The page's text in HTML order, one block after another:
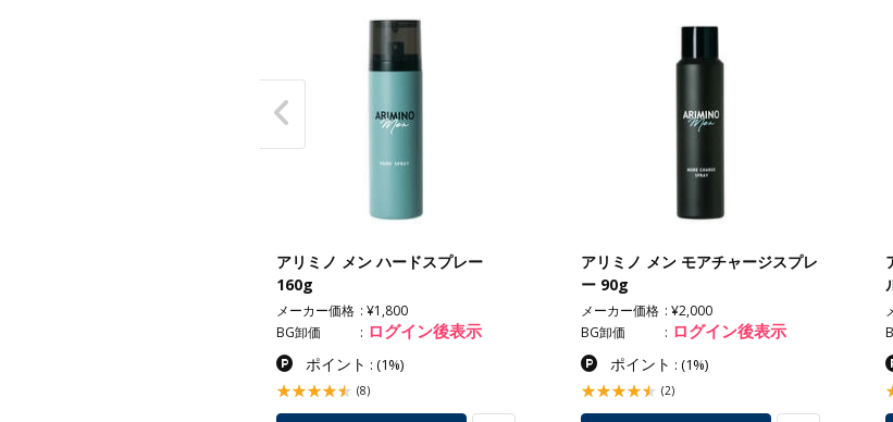
アリミノ メン ハードスプレー
160g
メーカー価格
¥1,800
BG卸価
ログイン後表示
ポイント : (1%)
(8)
アリミノ メン モアチャージスプレ
ー 90g
メーカー価格
¥2,000
BG卸価
ログイン後表示
ポイント : (1%)
(2)